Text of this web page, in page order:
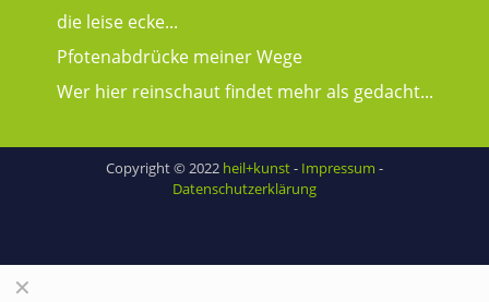
die leise ecke...
Pfotenabdrücke meiner Wege
Wer hier reinschaut findet mehr als gedacht...
Copyright © 2022 heil+kunst- Impressum -
Datenschutzerklärung
✕